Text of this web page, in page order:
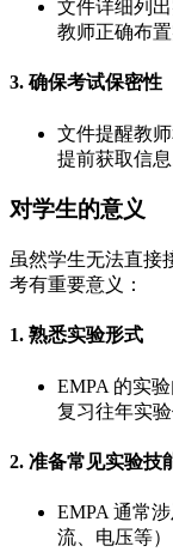
文件详细列
教师正确布置
3. 确保考试保密性
文件提醒教
提前获取信息
对学生的意义
虽然学生无法直接
考有重要意义：
1. 熟悉实验形式
EMPA 的实
复习往年实
2. 准备常见实验技
EMPA 通常
流、电压等